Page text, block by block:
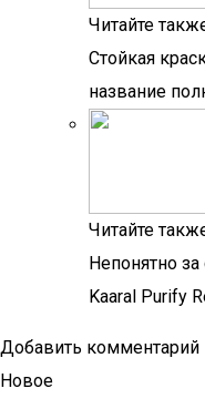
Читайте
Стойкая
название
Читайте
Непонятно
Kaaral Purify
Добавить комментарий
Новое